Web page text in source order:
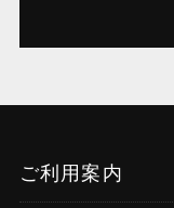
ご利用案内